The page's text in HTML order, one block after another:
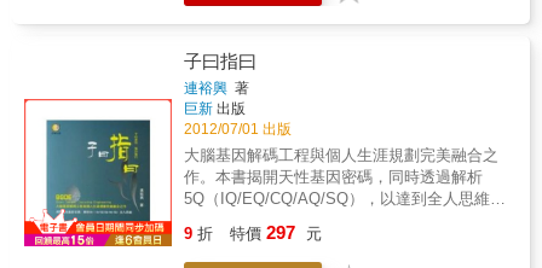
周遭未來的世界。
介紹科學新知，以饒富趣味筆觸呈現。透過此
科普列車，清華大學主動向社會呈現學術成
果，達成以學術關懷社會之使命，希望將學術
的種子播灑在年輕的生命中，讓科普列車的功
效發揮更大之效益。本書特色．橫跨自然科
學、社會科學、應用科學多方領域．集結清大
教授演講內容，萃取科普最精華知識．時時保
持好奇心，領略蘊含無限奧秘的科學現象
子曰指曰
連裕興 著
巨新 出版
2012/07/01 出版
大腦基因解碼工程與個人生涯規劃完美融合之
作。本書揭開天性基因密碼，同時透過解析
5Q（IQ/EQ/CQ/AQ/SQ），以達到全人思維的
9 折 特價 297 元